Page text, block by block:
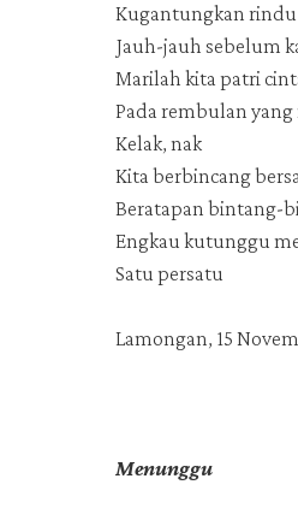
Kugantungkan
Jauh-jauh sebelum
Marilah kita patri
Pada rembulan
Kelak, nak
Kita berbincang
Beratapan bintang-
Engkau kutunggu
Satu persatu
Lamongan, 15
Menunggu